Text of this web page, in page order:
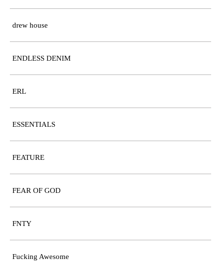
drew house
ENDLESS DENIM
ERL
ESSENTIALS
FEATURE
FEAR OF GOD
FNTY
Fucking Awesome